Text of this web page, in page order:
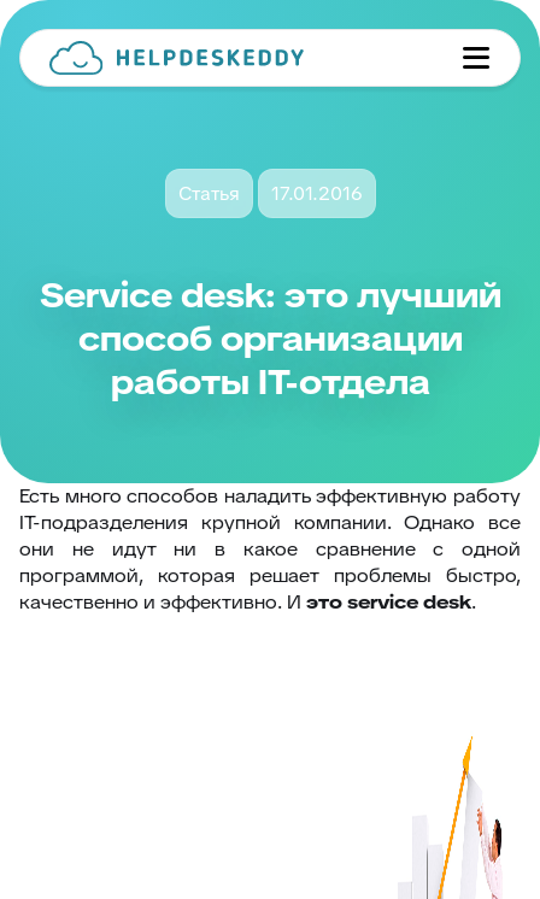
Статья 17.01.2016
Service desk: это лучший
способ организации
работы IT-отдела
Есть много способов наладить эффективную работу
IT-подразделения крупной компании. Однако все
они не идут ни в какое сравнение с одной
программой, которая решает проблемы быстро,
качественно и эффективно. И этоservice desk.